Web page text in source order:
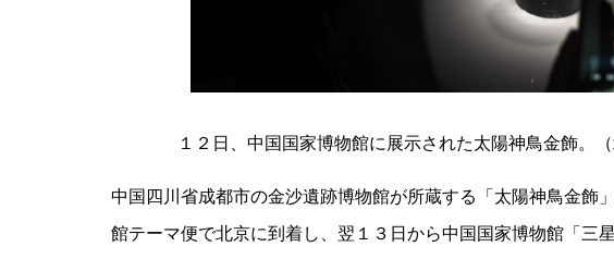
１２日、中国国家博物館に展示された太陽神鳥金飾。
中国四川省成都市の金沙遺跡博物館が所蔵する「太陽神鳥金飾
館テーマ便で北京に到着し、翌１３日から中国国家博物館「三